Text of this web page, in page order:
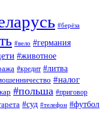
#берёза
#вело #германия
#животное
#кредит #литва
#налог
#польша #приговор
#суд #телефон #футбол